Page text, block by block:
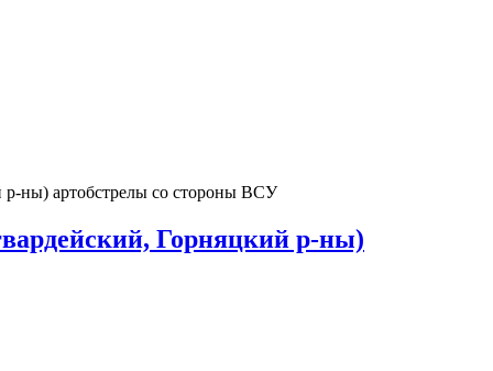
р-ны) артобстрелы со стороны ВСУ
Горняцкий р-ны)